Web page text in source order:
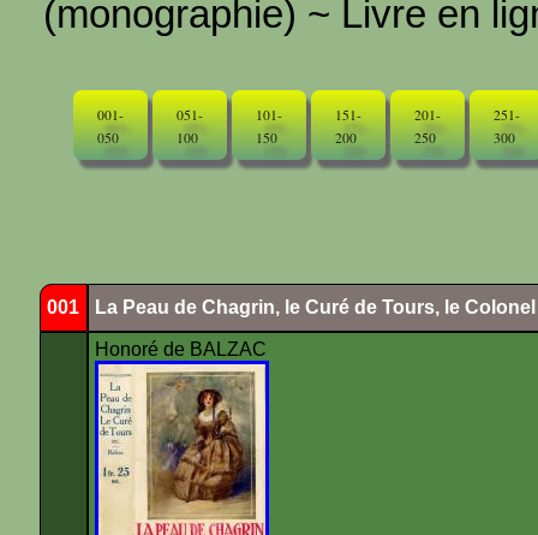
(monographie) ~ Livre en
001-
050
051-
100
101-
150
151-
200
201-
250
251-
300
001 La Peau de Chagrin, le Curé de Tours, le
Honoré de BALZAC